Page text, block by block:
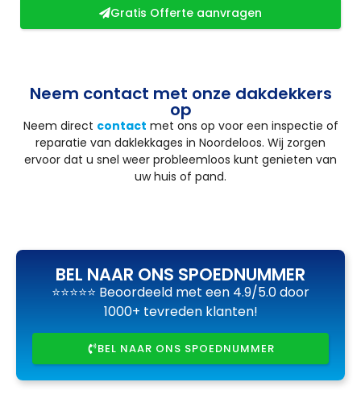
Gratis Offerte aanvragen
Neem contact met onze dakdekkers
op
Neem direct contact met ons op voor een inspectie of
reparatie van daklekkages in Noordeloos. Wij zorgen
ervoor dat u snel weer probleemloos kunt genieten van
uw huis of pand.
BEL NAAR ONS SPOEDNUMMER
⭐⭐⭐⭐⭐ Beoordeeld met een 4.9/5.0 door
1000+ tevreden klanten!
BEL NAAR ONS SPOEDNUMMER